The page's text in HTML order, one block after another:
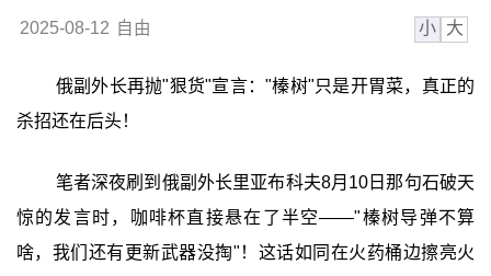
2025-08-12 自由 小 大
俄副外长再抛"狠货"宣言："榛树"只是开胃菜，真正的
杀招还在后头！
笔者深夜刷到俄副外长里亚布科夫8月10日那句石破天
惊的发言时，咖啡杯直接悬在了半空——"榛树导弹不算
啥，我们还有更新武器没掏"！这话如同在火药桶边擦亮火